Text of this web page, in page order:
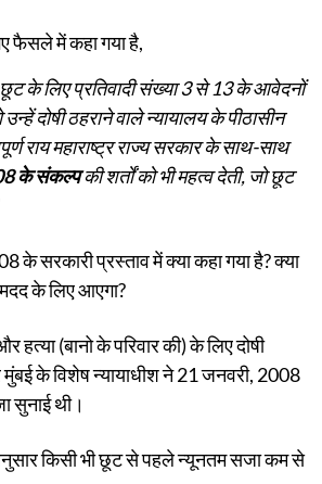
फैसले में कहा गया है,
छूट के लिए प्रतिवादी संख्या 3 से 13 के आवेदनों
उन्हें दोषी ठहराने वाले न्यायालय के पीठासीन
राय महाराष्ट्र राज्य सरकार के साथ-साथ
के संकल्पकी शर्तों को भी महत्व देती, जो छूट
के सरकारी प्रस्ताव में क्या कहा गया है? क्या
के लिए आएगा?
हत्या (बानो के परिवार की) के लिए दोषी
मुंबई के विशेष न्यायाधीश ने 21 जनवरी, 2008
सुनाई थी।
किसी भी छूट से पहले न्यूनतम सजा कम से